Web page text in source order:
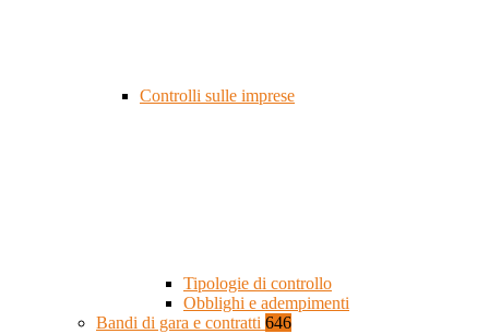
Controlli sulle imprese
Tipologie di controllo
Obblighi e adempimenti
Bandi di gara e contratti 646